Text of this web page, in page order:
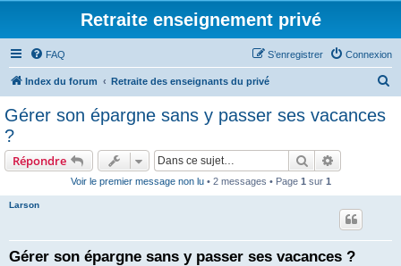
Retraite enseignement privé
FAQ Connexion
S’enregistrer
Index du forum Retraite des enseignants du privé
Gérer son épargne sans y passer ses vacances
?
Répondre Rechercher
Voir le premier message non lu• 2 messages • Page 1 sur 1
Larson
Gérer son épargne sans y passer ses vacances ?